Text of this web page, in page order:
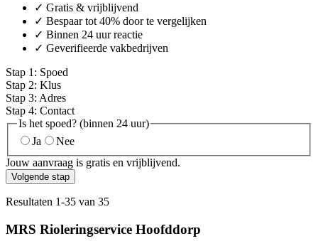
✓ Gratis & vrijblijvend
✓ Bespaar tot 40% door te vergelijken
✓ Binnen 24 uur reactie
✓ Geverifieerde vakbedrijven
Stap 1 : Spoed
Stap 2: Klus
Stap 3: Adres
Stap 4: Contact
Is het spoed? (binnen 24 uur)
Ja
Nee
Jouw aanvraag is gratis en vrijblijvend.
Volgende stap
Resultaten 1-35 van 35
MRS Rioleringservice Hoofddorp